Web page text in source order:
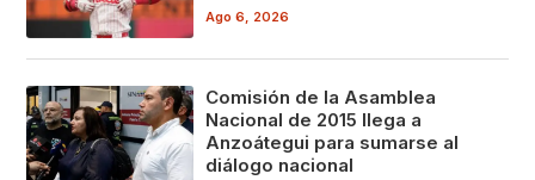
Ago 6, 2026
Comisión de la Asamblea
Nacional de 2015 llega a
Anzoátegui para sumarse al
diálogo nacional